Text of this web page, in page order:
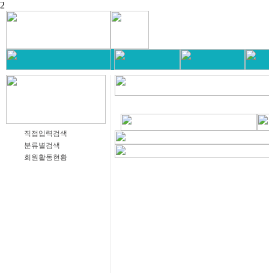
2
직접입력검색
분류별검색
회원활동현황